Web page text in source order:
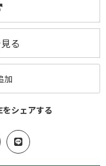
る
加
をシェアする